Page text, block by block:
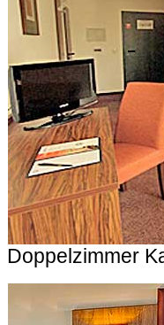
Doppelzimmer